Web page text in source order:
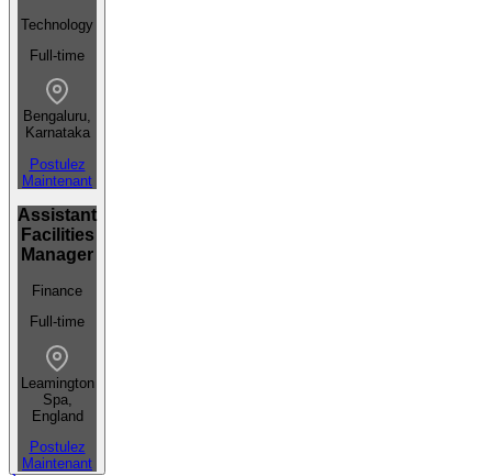
Technology
Full-time
Bengaluru,
Karnataka
Postulez
Maintenant
Assistant
Facilities
Manager
Finance
Full-time
Leamington
Spa,
England
Postulez
Maintenant